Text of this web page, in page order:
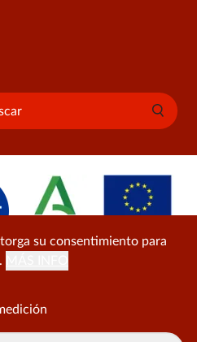
su consentimiento para